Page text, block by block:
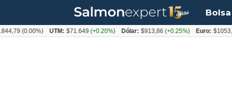
(0.00%) UTM: $71.649(+0.20%) Dólar: $913,86(+0.25%) Euro: $1053,08